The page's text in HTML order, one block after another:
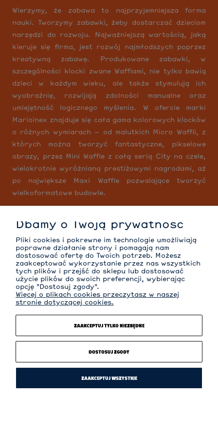
Wierzymy, że zabawa to najprzyjemniejsza forma
nauki. Tworzymy zabawki, żeby dostarczać dzieciom
narzędzi do rozwoju. Najważniejszą wartością, jaką
kieruje się firma, jest rozwój najmłodszych poprzez
kreatywną zabawę. Produkowane zabawki, w
szczególności klocki zwane Wafflami, nie tylko bawią
dzieci w każdym wieku, ale także stymulują ich
wyobraźnię, rozwijają zdolności manualne oraz
umiejętność logicznego myślenia. W ofercie marki
Marioinex znajduje się cała gama kolorowych klocków
o różnych wymiarach – od malutkich Micro Waffli, z
których można tworzyć fantastyczne, pikselowe
obrazy, przez Mini Waffle z całą serią City na czele,
wielokrotnie wyróżnianą prestiżowymi nagrodami, aż
po największe Maxi Waffle pozwalające tworzyć
wielkoformatowe budowle.
MOJE KONTO
INFORMACJE
Dbamy o Twoją prywatność
Pliki cookies i pokrewne im technologie umożliwiają
poprawne działanie strony i pomagają nam
dostosować ofertę do Twoich potrzeb. Możesz
zaakceptować wykorzystanie przez nas wszystkich
tych plików i przejść do sklepu lub dostosować
użycie plików do swoich preferencji, wybierając
opcję "Dostosuj zgody".
Więcej o plikach cookies przeczytasz w naszej
stronie dotyczącej cookies.
ZAAKCEPTUJ TYLKO NIEZBĘDNE
DOSTOSUJ ZGODY
ZAAKCEPTUJ WSZYSTKIE